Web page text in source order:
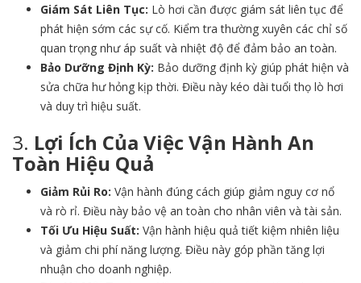
Giám Sát Liên Tục: Lò hơi cần được giám sát liên tục để
phát hiện sớm các sự cố. Kiểm tra thường xuyên các chỉ số
quan trọng như áp suất và nhiệt độ để đảm bảo an toàn.
Bảo Dưỡng Định Kỳ: Bảo dưỡng định kỳ giúp phát hiện và
sửa chữa hư hỏng kịp thời. Điều này kéo dài tuổi thọ lò hơi
và duy trì hiệu suất.
3. Lợi Ích Của Việc Vận Hành An
Toàn Hiệu Quả
Giảm Rủi Ro: Vận hành đúng cách giúp giảm nguy cơ nổ
và rò rỉ. Điều này bảo vệ an toàn cho nhân viên và tài sản.
Tối Ưu Hiệu Suất: Vận hành hiệu quả tiết kiệm nhiên liệu
và giảm chi phí năng lượng. Điều này góp phần tăng lợi
nhuận cho doanh nghiệp.